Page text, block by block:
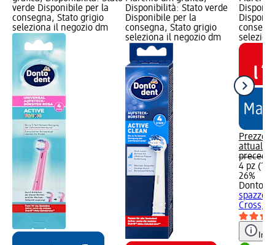
verde Disponibile per la
consegna, Stato grigio
seleziona il negozio dm
Disponibilità: Stato verde
Disponibile per la
consegna, Stato grigio
seleziona il negozio dm
Prezzo
attuale:
4 pz
26%
Cross, 4